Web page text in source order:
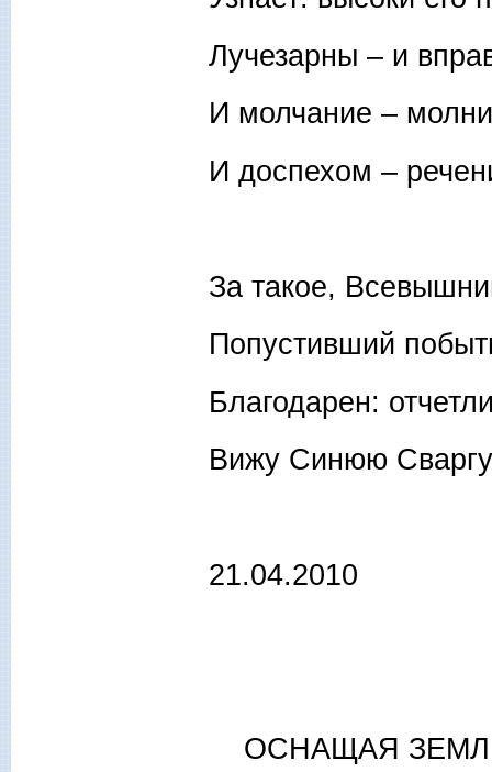
Лучезарны – и
И молчание –
И доспехом –
За такое,
Попустивший
Благодарен:
Вижу Синюю
21.04.2010
ОСНАЩАЯ